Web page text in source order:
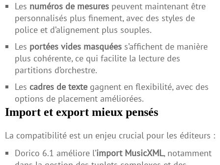
Les numéros de mesures peuvent maintenant être
personnalisés plus finement, avec des styles de
police et d’alignement plus souples.
Les portées vides masquées s’affichent de manière
plus cohérente, ce qui facilite la lecture des
partitions d’orchestre.
Les cadres de texte gagnent en flexibilité, avec des
options de placement améliorées.
Import et export mieux pensés
La compatibilité est un enjeu crucial pour les éditeurs :
Dorico 6.1 améliore l’import MusicXML, notamment